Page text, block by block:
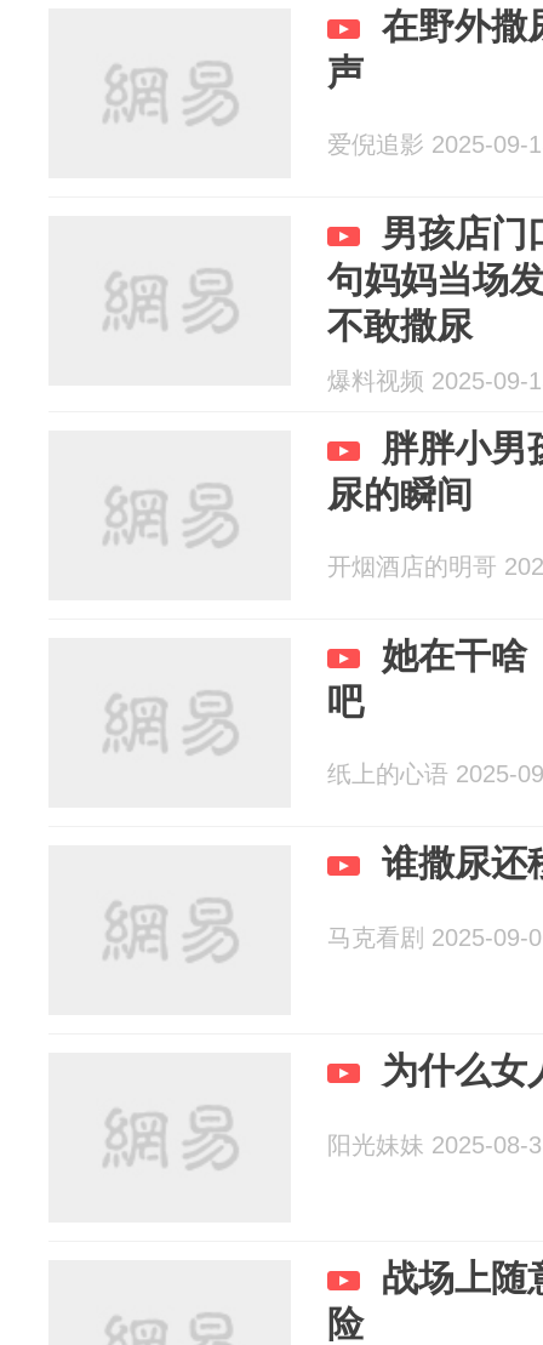
在野外撒
声
爱倪追影 2025-09-
男孩店门
句妈妈当场
不敢撒尿
爆料视频 2025-09-
胖胖小男
尿的瞬间
开烟酒店的明哥
她在干啥
吧
纸上的心语 2025-
谁撒尿还
马克看剧 2025-09-
为什么女
阳光妹妹 2025-08-
战场上随
险